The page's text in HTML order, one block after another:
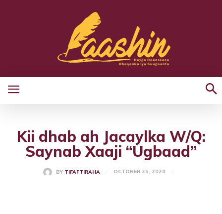
Kii dhab ah Jacaylka W/Q:
Saynab Xaaji “Ugbaad”
BY TIFAFTIRAHA OCTOBER 25, 2020